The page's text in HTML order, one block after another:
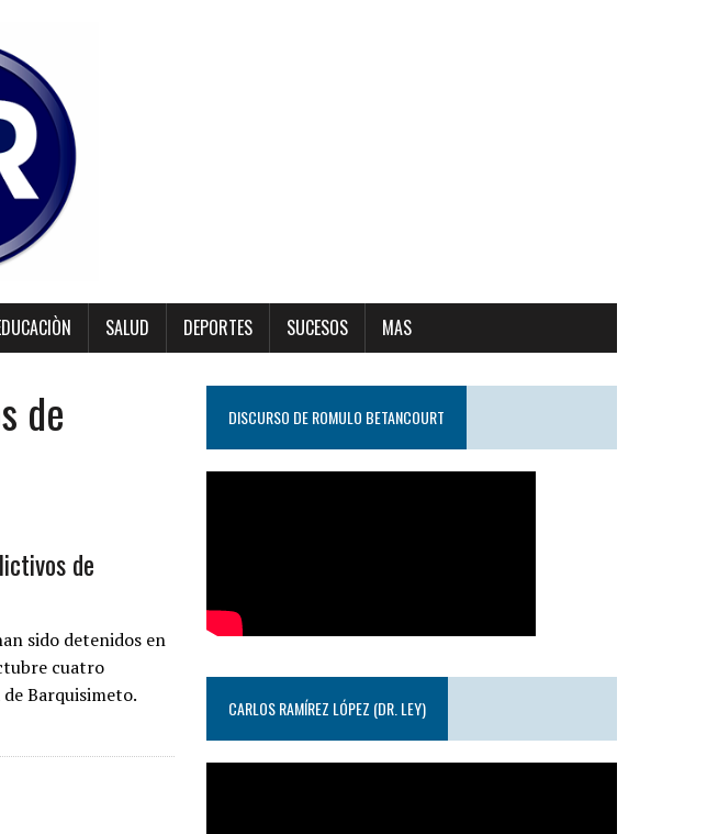
SALUD DEPORTES SUCESOS MAS
de
de
sido detenidos en
cuatro
Barquisimeto.
DISCURSO DE ROMULO BETANCOURT
CARLOS RAMÍREZ LÓPEZ (DR. LEY)